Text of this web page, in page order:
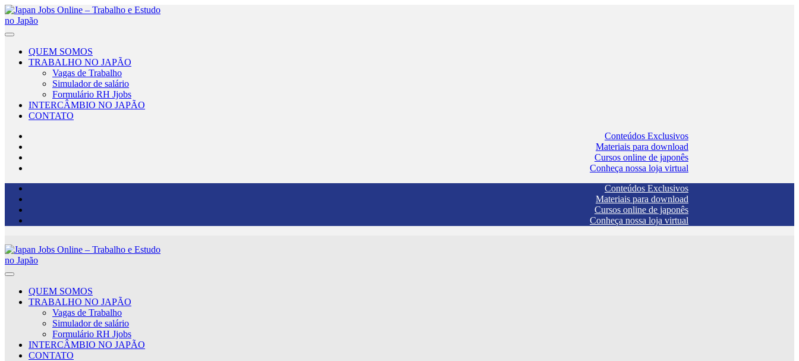
QUEM SOMOS
TRABALHO NO JAPÃO
Vagas de Trabalho
Simulador de salário
Formulário RH Jjobs
INTERCÂMBIO NO JAPÃO
CONTATO
Conteúdos Exclusivos
Materiais para download
Cursos online de japonês
Conheça nossa loja virtual
Conteúdos Exclusivos
Materiais para download
Cursos online de japonês
Conheça nossa loja virtual
QUEM SOMOS
TRABALHO NO JAPÃO
Vagas de Trabalho
Simulador de salário
Formulário RH Jjobs
INTERCÂMBIO NO JAPÃO
CONTATO